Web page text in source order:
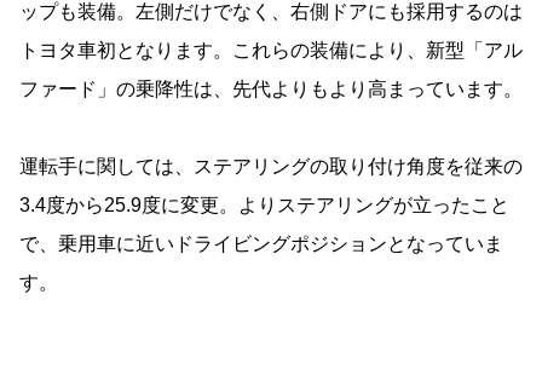
ップも装備。左側だけでなく、右側ドアにも採用するのは
トヨタ車初となります。これらの装備により、新型「アル
ファード」の乗降性は、先代よりもより高まっています。
運転手に関しては、ステアリングの取り付け角度を従来の
3.4度から25.9度に変更。よりステアリングが立ったこと
で、乗用車に近いドライビングポジションとなっていま
す。